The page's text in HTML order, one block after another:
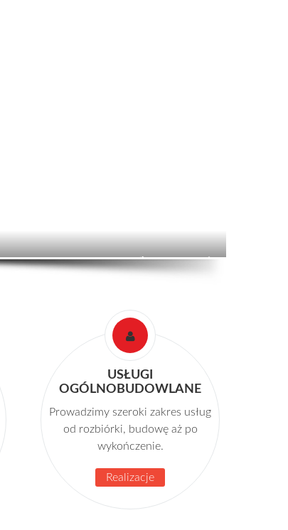
USŁUGI
OGÓLNOBUDOWLANE
Prowadzimy szeroki zakres usług
od rozbiórki, budowę aż po
wykończenie.
Realizacje